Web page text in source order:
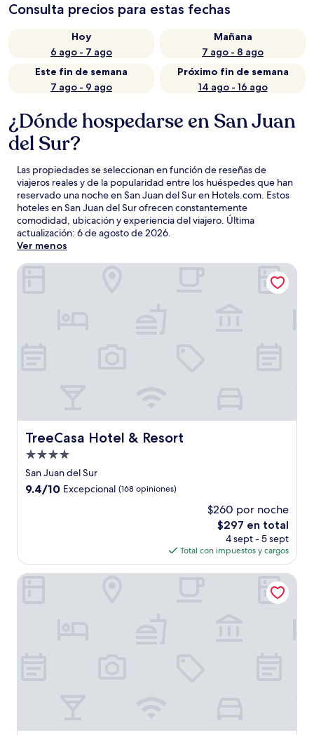
Consulta precios para estas fechas
Hoy
6 ago - 7 ago
Mañana
7 ago - 8 ago
Este fin de semana
7 ago - 9 ago
Próximo fin de semana
14 ago - 16 ago
¿Dónde hospedarse en San Juan
del Sur?
Las propiedades se seleccionan en función de reseñas de
viajeros reales y de la popularidad entre los huéspedes que han
reservado una noche en San Juan del Sur en Hotels.com. Estos
hoteles en San Juan del Sur ofrecen constantemente
comodidad, ubicación y experiencia del viajero. Última
actualización: 6 de agosto de 2026.
Ver menos
TreeCasa Hotel & Resort
TreeCasa Hotel & Resort
Propiedad
de
4.0
San Juan del Sur
9.4
9.4/10 Excepcional (168 opiniones)
$260 por noche
El
precio
actual
es
de
$297 en total
4 sept - 5 sept
Total con impuestos y cargos
TreeCasa Hotel & Resort
Black Pearl Inn